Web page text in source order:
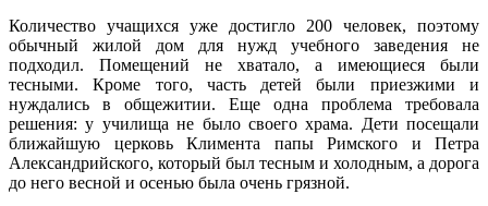
Количество учащихся уже достигло 200 человек, поэтому
обычный жилой дом для нужд учебного заведения не
подходил. Помещений не хватало, а имеющиеся были
тесными. Кроме того, часть детей были приезжими и
нуждались в общежитии. Еще одна проблема требовала
решения: у училища не было своего храма. Дети посещали
ближайшую церковь Климента папы Римского и Петра
Александрийского, который был тесным и холодным, а дорога
до него весной и осенью была очень грязной.